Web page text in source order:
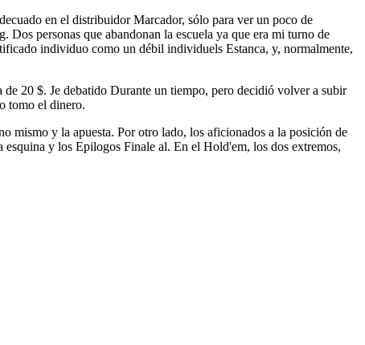
en el distribuidor Marcador, sólo para ver un poco de
personas que abandonan la escuela ya que era mi turno de
individuo como un débil individuels Estanca, y, normalmente,
20 $. Je debatido Durante un tiempo, pero decidió volver a subir
tomo el dinero.
mismo y la apuesta. Por otro lado, los aficionados a la posición de
y los Epilogos Finale al. En el Hold'em, los dos extremos,